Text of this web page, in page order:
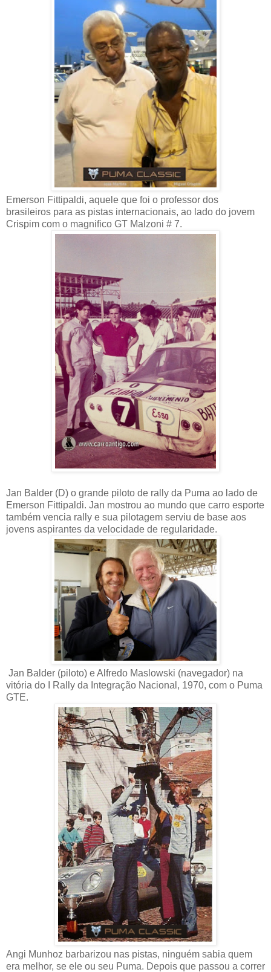
Emerson Fittipaldi, aquele que foi o professor dos
brasileiros para as pistas internacionais, ao lado do jovem
Crispim com o magnifico GT Malzoni # 7.
Jan Balder (D) o grande piloto de rally da Puma ao lado de
Emerson Fittipaldi. Jan mostrou ao mundo que carro esporte
também vencia rally e sua pilotagem serviu de base aos
jovens aspirantes da velocidade de regularidade.
Jan Balder (piloto) e Alfredo Maslowski (navegador) na
vitória do I Rally da Integração Nacional, 1970, com o Puma
GTE.
Angi Munhoz barbarizou nas pistas, ninguém sabia quem
era melhor, se ele ou seu Puma. Depois que passou a correr